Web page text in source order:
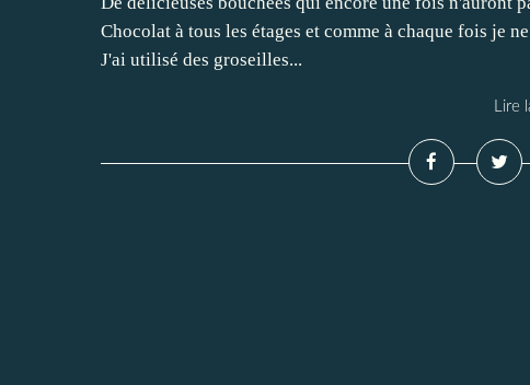
Chocolat à tous les étages et comme à chaque fois je
J'ai utilisé des groseilles...
Lire